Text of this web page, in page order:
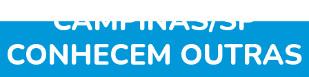
CAMPINAS/SP
CONHECEM OUTRAS